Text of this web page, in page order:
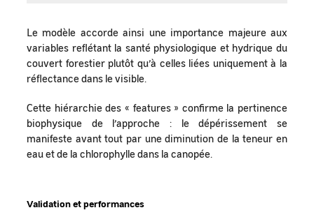
Le modèle accorde ainsi une importance majeure aux
variables reflétant la santé physiologique et hydrique du
couvert forestier plutôt qu’à celles liées uniquement à la
réflectance dans le visible.
Cette hiérarchie des « features » confirme la pertinence
biophysique de l’approche : le dépérissement se
manifeste avant tout par une diminution de la teneur en
eau et de la chlorophylle dans la canopée.
Validation et performances